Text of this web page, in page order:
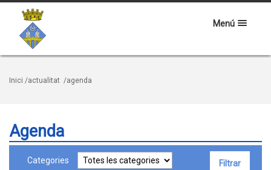
Menú
Inici /actualitat /agenda
Agenda
Categories